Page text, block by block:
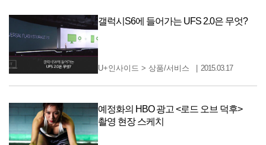
갤럭시S6에 들어가는 UFS 2.0은 무엇?
U+인사이드 >상품/서비스 2015.03.17
예정화의 HBO 광고 <로드 오브 덕후>
촬영 현장 스케치